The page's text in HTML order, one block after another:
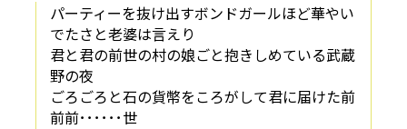
パーティーを抜け出すボンドガールほど華やい
でたさと老婆は言えり
君と君の前世の村の娘ごと抱きしめている武蔵
野の夜
ごろごろと石の貨幣をころがして君に届けた前
前前･･････世